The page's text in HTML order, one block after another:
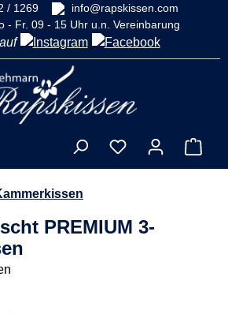
/ 1269
info@rapskissen.com
- Fr. 09 - 15 Uhr u.n. Vereinbarung
PREMIUM 3-